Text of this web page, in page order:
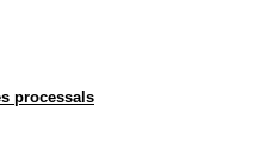
processals